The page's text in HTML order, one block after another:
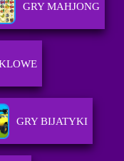
GRY MAHJONG
GRY BIJATYKI